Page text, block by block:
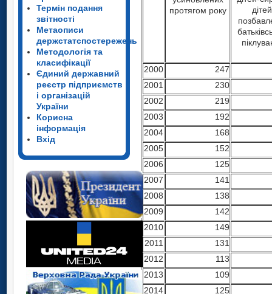
Термін подання
звітності
Метаописи
держстатспостережень
Методологія та
класифікації
Єдиний державний
реєстр підприємств
і організацій
України
Корисна
інформація
Вхід
протягом року
2000
247
2001
230
2002
219
2003
192
2004
168
2005
152
2006
125
2007
141
2008
138
2009
142
2010
149
2011
131
2012
113
2013
109
2014
125